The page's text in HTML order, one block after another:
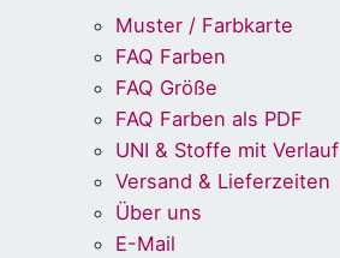
Muster / Farbkarte
FAQ Farben
FAQ Größe
FAQ Farben als PDF
UNI & Stoffe mit Verlauf
Versand & Lieferzeiten
Über uns
E-Mail